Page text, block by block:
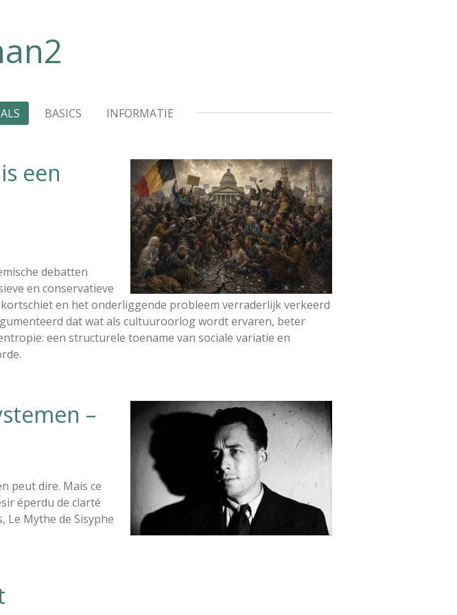
BASICS INFORMATIE
een
debatten
en conservatieve
en het onderliggende probleem verraderlijk verkeerd
dat wat als cultuuroorlog wordt ervaren, beter
een structurele toename van sociale variatie en
–
peut dire. Mais ce
éperdu de clarté
Le Mythe de Sisyphe